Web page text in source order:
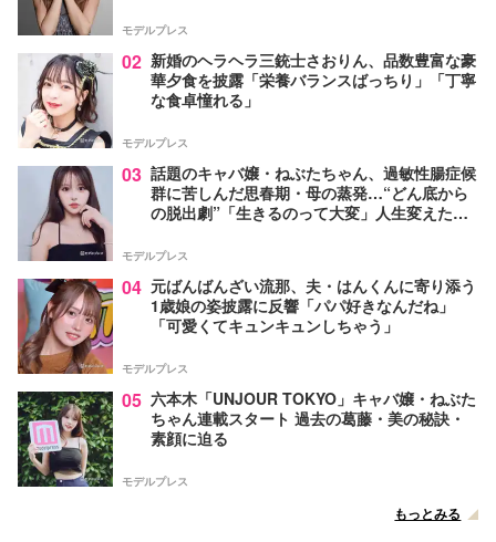
モデルプレス
02 新婚のヘラヘラ三銃士さおりん、品数豊富な豪
華夕食を披露「栄養バランスばっちり」「丁寧
な食卓憧れる」
モデルプレス
03 話題のキャバ嬢・ねぶたちゃん、過敏性腸症候
群に苦しんだ思春期・母の蒸発…“どん底から
の脱出劇”「生きるのって大変」人生変えた言
モデルプレス
04 元ばんばんざい流那、夫・はんくんに寄り添う
1歳娘の姿披露に反響「パパ好きなんだね」
「可愛くてキュンキュンしちゃう」
モデルプレス
05 六本木「UNJOUR TOKYO」キャバ嬢・ねぶた
ちゃん連載スタート 過去の葛藤・美の秘訣・
素顔に迫る
モデルプレス
もっとみる